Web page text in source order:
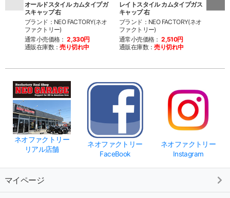
オールドスタイル カムタイプガ
スキャップ 右
ブランド：NEO FACTORY(ネオ
ファクトリー)
通常小売価格： 2,330円
通販在庫数：売り切れ中
レイトスタイル カムタイプガス
キャップ 右
ブランド：NEO FACTORY(ネオ
ファクトリー)
通常小売価格： 2,510円
通販在庫数：売り切れ中
ネオファクトリー
リアル店舗
ネオファクトリー
FaceBook
ネオファクトリー
Instagram
マイページ